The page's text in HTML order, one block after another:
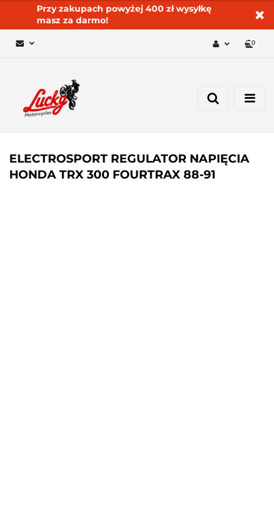
Przy zakupach powyżej 400 zł wysyłkę
masz za darmo!
Dodaj zgłoszenie
0
ELECTROSPORT REGULATOR NAPIĘCIA
HONDA TRX 300 FOURTRAX 88-91